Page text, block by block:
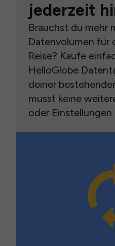
jederzeit
Brauchst du mehr
Datenvolumen für
Reise? Kaufe
HelloGlobe
deiner
musst keine
oder Einstellungen